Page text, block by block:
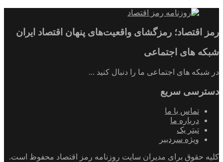
رمز اقتصاد؛ رمزگشای واقعیت‌های پنهان اقتصاد ایران
شبکه های اجتماعی
در شبکه های اجتماعی ما را دنبال کنید ...
دسترسی سریع
تماس با ما
درباره ما
تیتر یک
ویژه سردبیر
کلیه حقوق برای مدیران سایت روزنامه رمز اقتصاد محفوظ است.